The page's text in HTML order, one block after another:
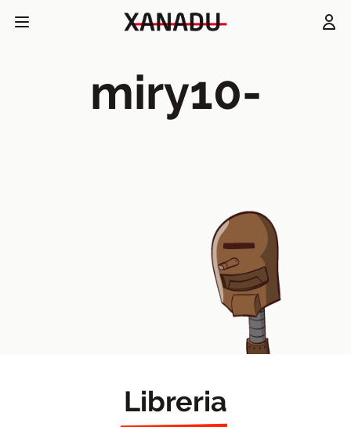
miry10-
Libreria